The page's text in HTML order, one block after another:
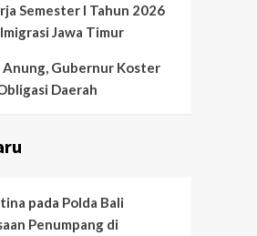
Semester I Tahun 2026
Jawa Timur
Gubernur Koster
Daerah
pada Polda Bali
Penumpang di